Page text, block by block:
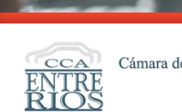
Skip
content